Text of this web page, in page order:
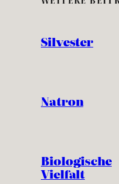
Silvester
Natron
Biologische
Vielfalt